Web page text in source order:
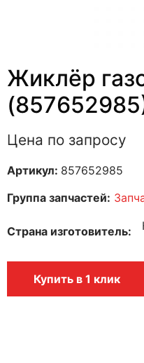
Жиклёр
Цена по запросу
Артикул: 857652985
Группа запчастей:
Страна изготовитель
Купить в 1 клик